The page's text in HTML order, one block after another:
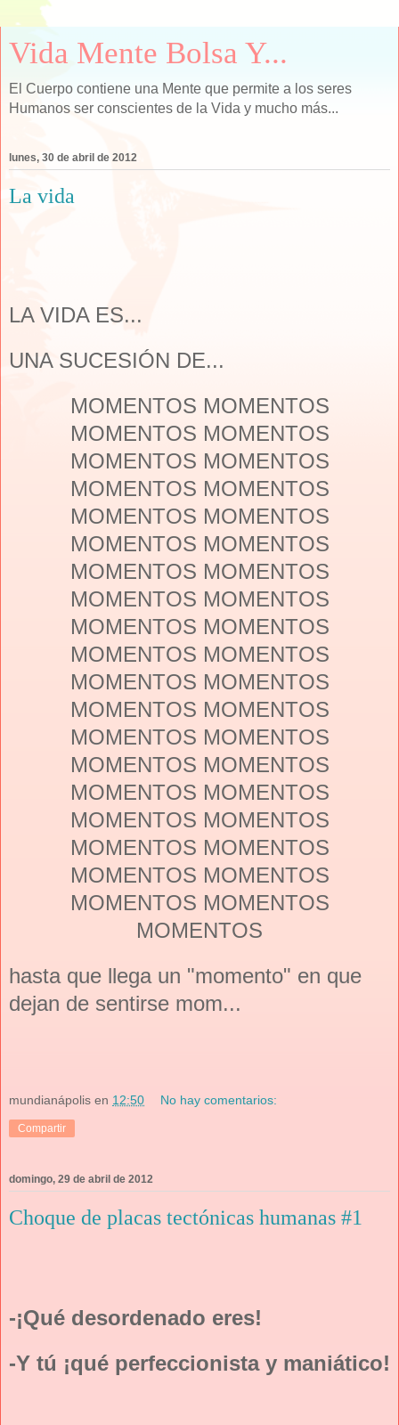
Vida Mente Bolsa Y...
El Cuerpo contiene una Mente que permite a los seres
Humanos ser conscientes de la Vida y mucho más...
lunes, 30 de abril de 2012
La vida
LA VIDA ES...
UNA SUCESIÓN DE...
MOMENTOS MOMENTOS
MOMENTOS MOMENTOS
MOMENTOS MOMENTOS
MOMENTOS MOMENTOS
MOMENTOS MOMENTOS
MOMENTOS MOMENTOS
MOMENTOS MOMENTOS
MOMENTOS MOMENTOS
MOMENTOS MOMENTOS
MOMENTOS MOMENTOS
MOMENTOS MOMENTOS
MOMENTOS MOMENTOS
MOMENTOS MOMENTOS
MOMENTOS MOMENTOS
MOMENTOS MOMENTOS
MOMENTOS MOMENTOS
MOMENTOS MOMENTOS
MOMENTOS MOMENTOS
MOMENTOS MOMENTOS
MOMENTOS
hasta que llega un "momento" en que
dejan de sentirse mom...
mundianápolis en 12:50 No hay comentarios:
Compartir
domingo, 29 de abril de 2012
Choque de placas tectónicas humanas #1
-¡Qué desordenado eres!
-Y tú ¡qué perfeccionista y maniático!